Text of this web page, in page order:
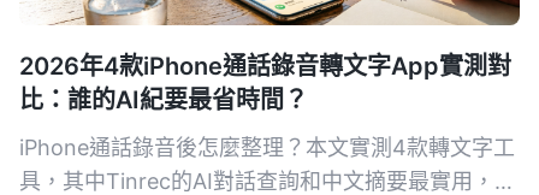
2026年4款iPhone通話錄音轉文字App實測對
比：誰的AI紀要最省時間？
iPhone通話錄音後怎麼整理？本文實測4款轉文字工
具，其中Tinrec的AI對話查詢和中文摘要最實用，適